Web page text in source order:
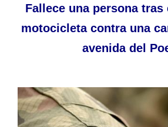
Fallece una persona tras
motocicleta contra una
avenida del